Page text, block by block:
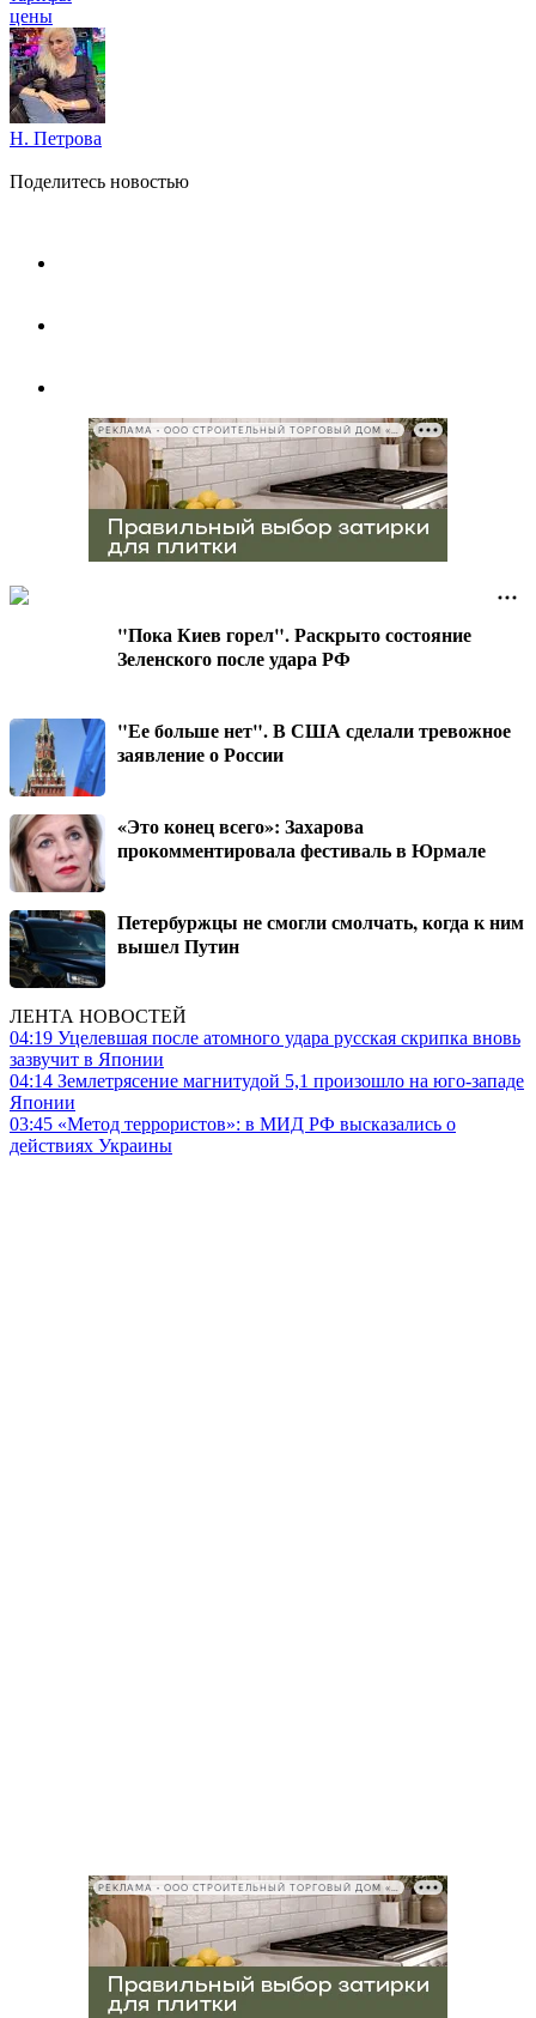
цены
Н. Петрова
Поделитесь новостью
РЕКЛАМА • ООО СТРОИТЕЛЬНЫЙ ТОРГОВЫЙ ДОМ «ПЕТРОВИЧ», ИНН 7802348846
"Пока Киев горел". Раскрыто состояние
Зеленского после удара РФ
"Ее больше нет". В США сделали тревожное
заявление о России
«Это конец всего»: Захарова
прокомментировала фестиваль в Юрмале
Петербуржцы не смогли смолчать, когда к ним
вышел Путин
ЛЕНТА НОВОСТЕЙ
04:19 Уцелевшая после атомного удара русская скрипка вновь
зазвучит в Японии
04:14 Землетрясение магнитудой 5,1 произошло на юго-западе
Японии
03:45 «Метод террористов»: в МИД РФ высказались о
действиях Украины
РЕКЛАМА • ООО СТРОИТЕЛЬНЫЙ ТОРГОВЫЙ ДОМ «ПЕТРОВИЧ», ИНН 7802348846